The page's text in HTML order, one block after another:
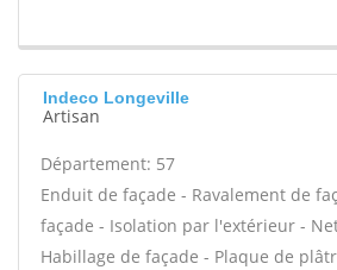
Indeco Longeville
Artisan
Département: 57
Enduit de façade - Ravalement de
façade - Isolation par l'extérieur -
Habillage de façade - Plaque de